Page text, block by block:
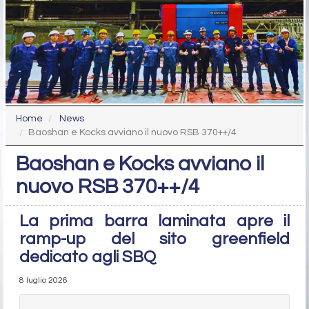
Home
News
Baoshan e Kocks avviano il nuovo RSB 370++/4
Baoshan e Kocks avviano il
nuovo RSB 370++/4
La prima barra laminata apre il
ramp-up del sito greenfield
dedicato agli SBQ
8 luglio 2026